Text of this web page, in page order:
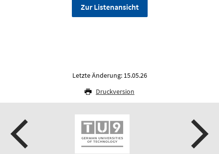
Zur Listenansicht
Letzte Änderung: 15.05.26
Druckversion